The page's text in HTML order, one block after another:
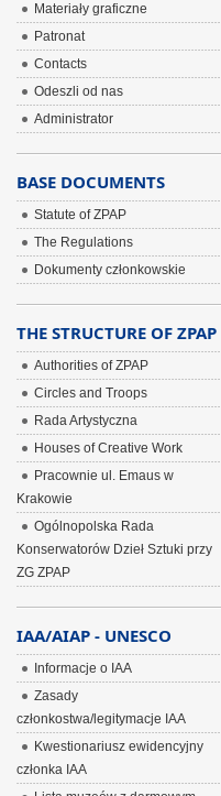
Materiały graficzne
Patronat
Contacts
Odeszli od nas
Administrator
BASE DOCUMENTS
Statute of ZPAP
The Regulations
Dokumenty członkowskie
THE STRUCTURE OF ZPAP
Authorities of ZPAP
Circles and Troops
Rada Artystyczna
Houses of Creative Work
Pracownie ul. Emaus w
Krakowie
Ogólnopolska Rada
Konserwatorów Dzieł Sztuki przy
ZG ZPAP
IAA/AIAP - UNESCO
Informacje o IAA
Zasady
członkostwa/legitymacje IAA
Kwestionariusz ewidencyjny
członka IAA